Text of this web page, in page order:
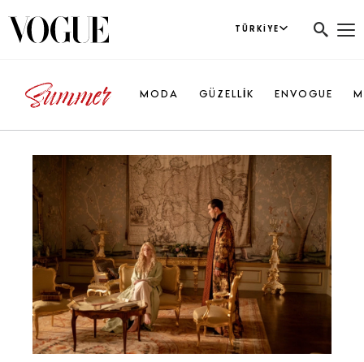
TÜRKIYE
MODA GÜZELLİK ENVOGUE